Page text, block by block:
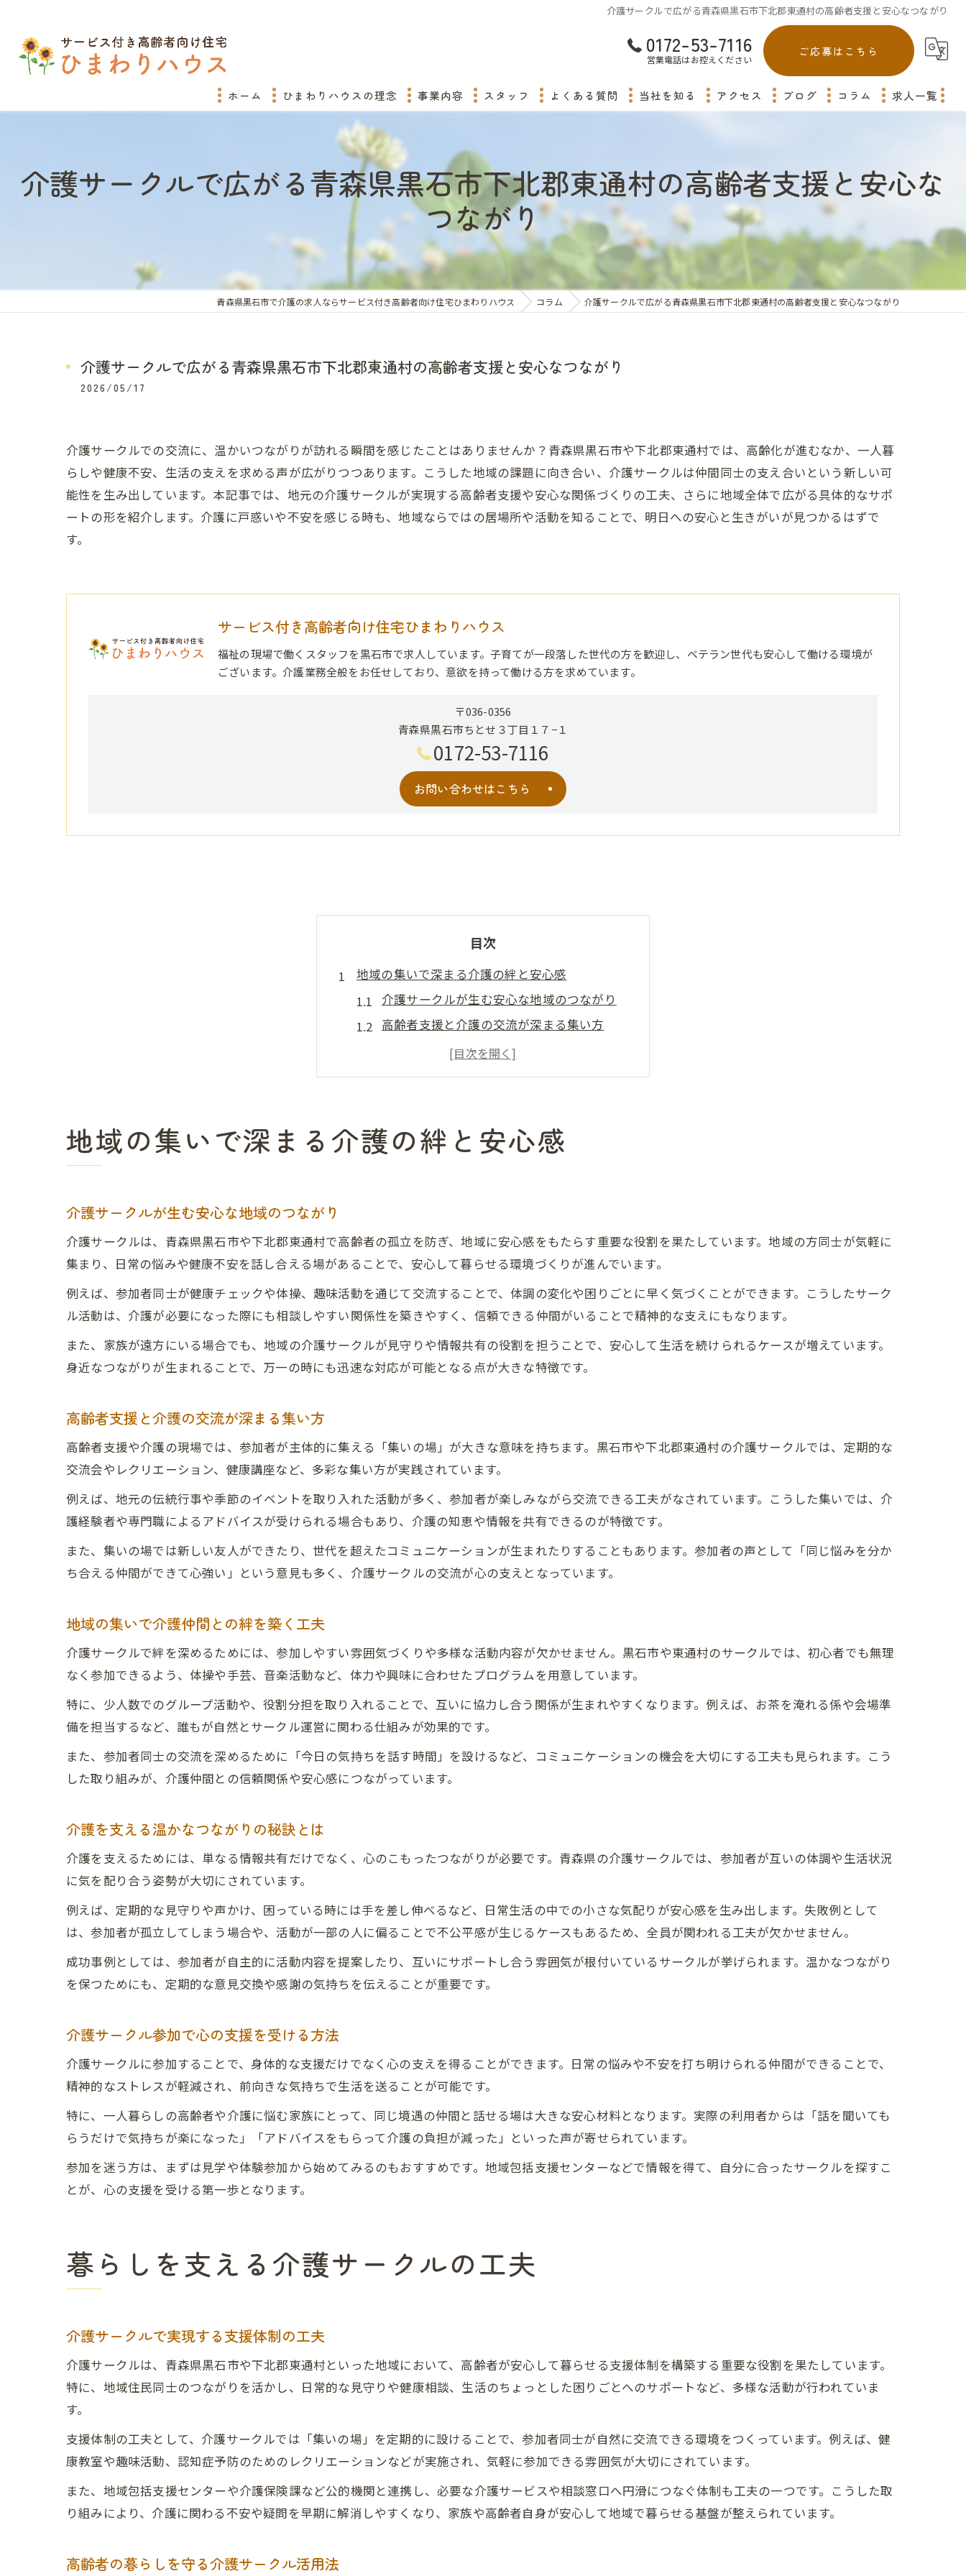
介護サークルで広がる青森県黒石市下北郡東通村の高齢者支援と安心なつながり
0172-53-7116
営業電話はお控えください
ご応募はこちら
ホーム ひまわりハウスの理念 事業内容 スタッフ よくある質問 当社を知る
弘前市の介護
青森市の介護
藤崎町の介護
アクセス ブログ コラム 求人一覧
介護サークルで広がる青森県黒石市下北郡東通村の高齢者支援と安心な
つながり
青森県黒石市で介護の求人ならサービス付き高齢者向け住宅ひまわりハウス コラム 介護サークルで広がる青森県黒石市下北郡東通村の高齢者支援と安心なつながり
介護サークルで広がる青森県黒石市下北郡東通村の高齢者支援と安心なつながり
2026/05/17
介護サークルでの交流に、温かいつながりが訪れる瞬間を感じたことはありませんか？青森県黒石市や下北郡東通村では、高齢化が進むなか、一人暮
らしや健康不安、生活の支えを求める声が広がりつつあります。こうした地域の課題に向き合い、介護サークルは仲間同士の支え合いという新しい可
能性を生み出しています。本記事では、地元の介護サークルが実現する高齢者支援や安心な関係づくりの工夫、さらに地域全体で広がる具体的なサポ
ートの形を紹介します。介護に戸惑いや不安を感じる時も、地域ならではの居場所や活動を知ることで、明日への安心と生きがいが見つかるはずで
す。
サービス付き高齢者向け住宅ひまわりハウス
福祉の現場で働くスタッフを黒石市で求人しています。子育てが一段落した世代の方を歓迎し、ベテラン世代も安心して働ける環境が
ございます。介護業務全般をお任せしており、意欲を持って働ける方を求めています。
〒036-0356
青森県黒石市ちとせ３丁目１７−１
0172-53-7116
お問い合わせはこちら
目次
地域の集いで深まる介護の絆と安心感
介護サークルが生む安心な地域のつながり
高齢者支援と介護の交流が深まる集い方
地域の集いで介護仲間との絆を築く工夫
介護を支える温かなつながりの秘訣とは
暮らしを支える介護サークルの工夫
介護サークルで実現する支援体制の工夫
地域介護サークルの役割と支援の実例紹介
一人暮らしの不安に寄り添う地域介護
介護サークルが一人暮らしを支える理由
地域介護で不安を和らげる支援の工夫
一人暮らし高齢者の安心感を高める介護
介護サークルが心の支えとなる場づくり
介護活動で生まれる集いの場の魅力解説
高齢者支援が広がる介護の新しい集い方
介護サークルが提供する集いの場活用術
集いの場で感じる介護の安心と支援体制
介護を通じた高齢者支援の広がり方とは
心の縁側となる介護サークルの魅力とは
介護サークル参加で得られる安心感紹介
心の縁側となる介護のつながり方解説
介護と高齢者支援で生まれる温かな交流
毎日に生きがいをもたらす介護活動
介護活動が毎日に生きがいを与える理由
高齢者支援で実感できる介護の生きがい
介護を通じた高齢者支援のやりがい発見
地域の集いで深まる介護の絆と安心感
介護サークルが生む安心な地域のつながり
介護サークルは、青森県黒石市や下北郡東通村で高齢者の孤立を防ぎ、地域に安心感をもたらす重要な役割を果たしています。地域の方同士が気軽に
集まり、日常の悩みや健康不安を話し合える場があることで、安心して暮らせる環境づくりが進んでいます。
例えば、参加者同士が健康チェックや体操、趣味活動を通じて交流することで、体調の変化や困りごとに早く気づくことができます。こうしたサーク
ル活動は、介護が必要になった際にも相談しやすい関係性を築きやすく、信頼できる仲間がいることで精神的な支えにもなります。
また、家族が遠方にいる場合でも、地域の介護サークルが見守りや情報共有の役割を担うことで、安心して生活を続けられるケースが増えています。
身近なつながりが生まれることで、万一の時にも迅速な対応が可能となる点が大きな特徴です。
高齢者支援と介護の交流が深まる集い方
高齢者支援や介護の現場では、参加者が主体的に集える「集いの場」が大きな意味を持ちます。黒石市や下北郡東通村の介護サークルでは、定期的な
交流会やレクリエーション、健康講座など、多彩な集い方が実践されています。
例えば、地元の伝統行事や季節のイベントを取り入れた活動が多く、参加者が楽しみながら交流できる工夫がなされています。こうした集いでは、介
護経験者や専門職によるアドバイスが受けられる場合もあり、介護の知恵や情報を共有できるのが特徴です。
また、集いの場では新しい友人ができたり、世代を超えたコミュニケーションが生まれたりすることもあります。参加者の声として「同じ悩みを分か
ち合える仲間ができて心強い」という意見も多く、介護サークルの交流が心の支えとなっています。
地域の集いで介護仲間との絆を築く工夫
介護サークルで絆を深めるためには、参加しやすい雰囲気づくりや多様な活動内容が欠かせません。黒石市や東通村のサークルでは、初心者でも無理
なく参加できるよう、体操や手芸、音楽活動など、体力や興味に合わせたプログラムを用意しています。
特に、少人数でのグループ活動や、役割分担を取り入れることで、互いに協力し合う関係が生まれやすくなります。例えば、お茶を淹れる係や会場準
備を担当するなど、誰もが自然とサークル運営に関わる仕組みが効果的です。
また、参加者同士の交流を深めるために「今日の気持ちを話す時間」を設けるなど、コミュニケーションの機会を大切にする工夫も見られます。こう
した取り組みが、介護仲間との信頼関係や安心感につながっています。
介護を支える温かなつながりの秘訣とは
介護を支えるためには、単なる情報共有だけでなく、心のこもったつながりが必要です。青森県の介護サークルでは、参加者が互いの体調や生活状況
に気を配り合う姿勢が大切にされています。
例えば、定期的な見守りや声かけ、困っている時には手を差し伸べるなど、日常生活の中での小さな気配りが安心感を生み出します。失敗例として
は、参加者が孤立してしまう場合や、活動が一部の人に偏ることで不公平感が生じるケースもあるため、全員が関われる工夫が欠かせません。
成功事例としては、参加者が自主的に活動内容を提案したり、互いにサポートし合う雰囲気が根付いているサークルが挙げられます。温かなつながり
を保つためにも、定期的な意見交換や感謝の気持ちを伝えることが重要です。
介護サークル参加で心の支援を受ける方法
介護サークルに参加することで、身体的な支援だけでなく心の支えを得ることができます。日常の悩みや不安を打ち明けられる仲間ができることで、
精神的なストレスが軽減され、前向きな気持ちで生活を送ることが可能です。
特に、一人暮らしの高齢者や介護に悩む家族にとって、同じ境遇の仲間と話せる場は大きな安心材料となります。実際の利用者からは「話を聞いても
らうだけで気持ちが楽になった」「アドバイスをもらって介護の負担が減った」といった声が寄せられています。
参加を迷う方は、まずは見学や体験参加から始めてみるのもおすすめです。地域包括支援センターなどで情報を得て、自分に合ったサークルを探すこ
とが、心の支援を受ける第一歩となります。
暮らしを支える介護サークルの工夫
介護サークルで実現する支援体制の工夫
介護サークルは、青森県黒石市や下北郡東通村といった地域において、高齢者が安心して暮らせる支援体制を構築する重要な役割を果たしています。
特に、地域住民同士のつながりを活かし、日常的な見守りや健康相談、生活のちょっとした困りごとへのサポートなど、多様な活動が行われていま
す。
支援体制の工夫として、介護サークルでは「集いの場」を定期的に設けることで、参加者同士が自然に交流できる環境をつくっています。例えば、健
康教室や趣味活動、認知症予防のためのレクリエーションなどが実施され、気軽に参加できる雰囲気が大切にされています。
また、地域包括支援センターや介護保険課など公的機関と連携し、必要な介護サービスや相談窓口へ円滑につなぐ体制も工夫の一つです。こうした取
り組みにより、介護に関わる不安や疑問を早期に解消しやすくなり、家族や高齢者自身が安心して地域で暮らせる基盤が整えられています。
高齢者の暮らしを守る介護サークル活用法